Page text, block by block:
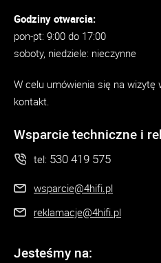
Godziny otwarcia:
pon-pt: 9:00 do 17:00
soboty, niedziele: nieczynne
W celu umówienia się na
kontakt.
Wsparcie techniczne i
tel: 530 419 575
wsparcie@4hifi.pl
reklamacje@4hifi.pl
Jesteśmy na: